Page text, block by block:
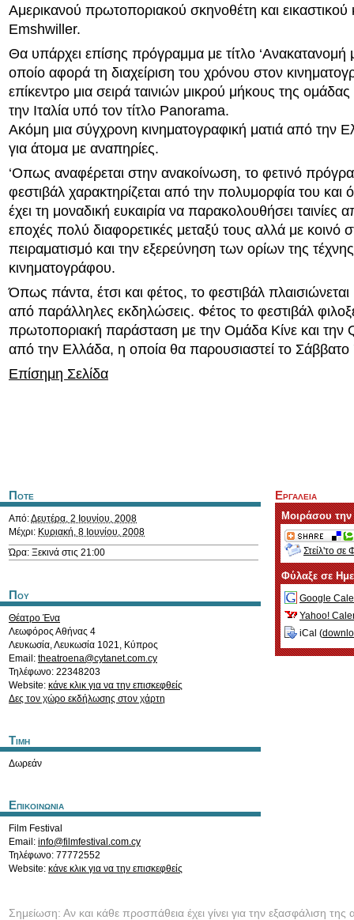
Αμερικανού πρωτοποριακού σκηνοθέτη και εικαστικού
Emshwiller.
Θα υπάρχει επίσης πρόγραμμα με τίτλο ‘Ανακατανομή
οποίο αφορά τη διαχείριση του χρόνου στον
επίκεντρο μια σειρά ταινιών μικρού μήκους της
την Ιταλία υπό τον τίτλο Panorama.
Ακόμη μια σύγχρονη κινηματογραφική ματιά από την
για άτομα με αναπηρίες.
‘Οπως αναφέρεται στην ανακοίνωση, το φετινό
φεστιβάλ χαρακτηρίζεται από την πολυμορφία του και
έχει τη μοναδική ευκαιρία να παρακολουθήσει ταινίες
εποχές πολύ διαφορετικές μεταξύ τους αλλά με κοινό
πειραματισμό και την εξερεύνηση των ορίων της
κινηματογράφου.
Όπως πάντα, έτσι και φέτος, το φεστιβάλ πλαισιώνεται
από παράλληλες εκδηλώσεις. Φέτος το φεστιβάλ
πρωτοποριακή παράσταση με την Ομάδα Κίνε και την
από την Ελλάδα, η οποία θα παρουσιαστεί το Σάββατο
Επίσημη Σελίδα
Ποτε
Από:Δευτέρα, 2 Ιουνίου, 2008
Μέχρι: Κυριακή, 8 Ιουνίου, 2008
Ώρα: Ξεκινά στις 21:00
Που
Θέατρο Ένα
Λεωφόρος Αθήνας 4
Λευκωσία,Λευκωσία 1021, Κύπρος
Email: theatroena@cytanet.com.cy
Τηλέφωνο: 22348203
Website: κάνε κλικ για να την επισκεφθείς
Δες τον χώρο εκδήλωσης στον χάρτη
Τιμη
Δωρεάν
Επικοινωνια
Film Festival
Email: info@filmfestival.com.cy
Τηλέφωνο: 77772552
Website: κάνε κλικ για να την επισκεφθείς
Εργαλεια
Μοιράσου
Στείλ'το σε
Φύλαξε σε
Google
Yahoo!
iCal (
Σημείωση: Αν και κάθε προσπάθεια έχει γίνει για την εξασφάλιση της